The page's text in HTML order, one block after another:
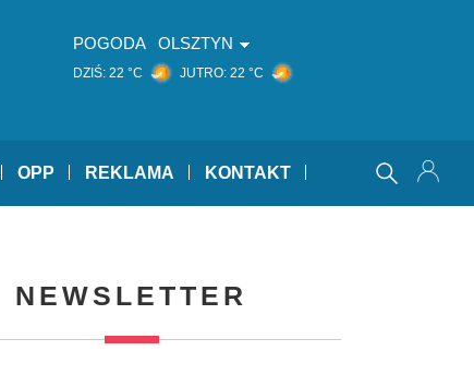
POGODA OLSZTYN
DZIŚ: 22 °C JUTRO: 22 °C
OPP REKLAMA KONTAKT
NEWSLETTER